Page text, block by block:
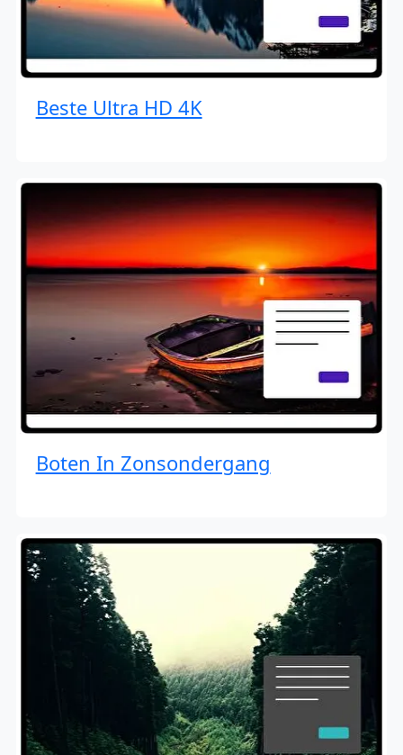
Beste Ultra HD 4K
Boten In Zonsondergang